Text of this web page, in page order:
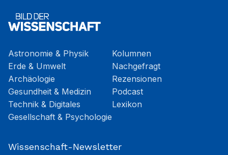
Astronomie & Physik
Erde & Umwelt
Archäologie
Gesundheit & Medizin
Technik & Digitales
Gesellschaft & Psychologie
Kolumnen
Nachgefragt
Rezensionen
Podcast
Lexikon
Wissenschaft-Newsletter